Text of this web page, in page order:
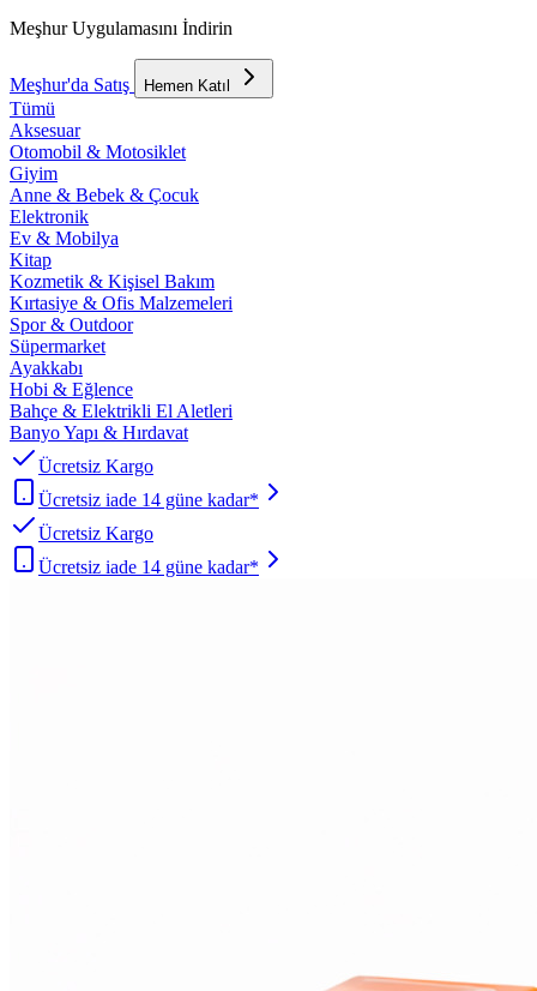
Meşhur Uygulamasını İndirin
Meşhur'da Satış Hemen Katıl
Tümü
Aksesuar
Otomobil & Motosiklet
Giyim
Anne & Bebek & Çocuk
Elektronik
Ev & Mobilya
Kitap
Kozmetik & Kişisel Bakım
Kırtasiye & Ofis Malzemeleri
Spor & Outdoor
Süpermarket
Ayakkabı
Hobi & Eğlence
Bahçe & Elektrikli El Aletleri
Banyo Yapı & Hırdavat
Ücretsiz Kargo
Ücretsiz iade 14 güne kadar*
Ücretsiz Kargo
Ücretsiz iade 14 güne kadar*